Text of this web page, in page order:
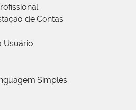
de Contas
Usuário
Simples